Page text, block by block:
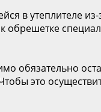
в утеплителе из-
обрешетке
обязательно
это